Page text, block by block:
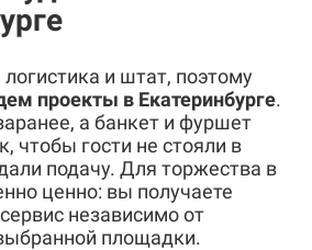
и штат, поэтому
проекты в Екатеринбурге.
а банкет и фуршет
чтобы гости не стояли в
подачу. Для торжества в
ценно: вы получаете
независимо от
площадки.